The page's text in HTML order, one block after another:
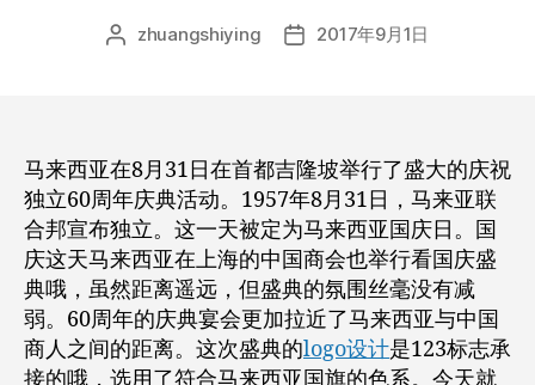
文 zhuangshiying
发 2017年9月1日
马来西亚在8月31日在首都吉隆坡举行了盛大的庆祝
独立60周年庆典活动。1957年8月31日，马来亚联
合邦宣布独立。这一天被定为马来西亚国庆日。国
庆这天马来西亚在上海的中国商会也举行看国庆盛
典哦，虽然距离遥远，但盛典的氛围丝毫没有减
弱。60周年的庆典宴会更加拉近了马来西亚与中国
商人之间的距离。这次盛典的logo设计是123标志承
接的哦，选用了符合马来西亚国旗的色系。今天就